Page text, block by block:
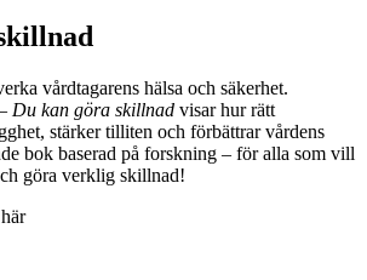
vårdtagarens hälsa och säkerhet.
Du kan göra skillnad visar hur rätt
stärker tilliten och förbättrar vårdens
bok baserad på forskning – för alla som vill
göra verklig skillnad!